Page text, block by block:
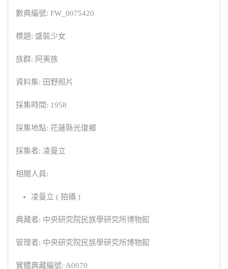
數典編號: FW_0075420
標題: 盛裝少女
族群: 阿美族
資料集: 田野照片
採集時間: 1958
採集地點: 花蓮縣光復鄉
採集者: 凌曼立
相關人員:
凌曼立 ( 拍攝 )
典藏者: 中央研究院民族學研究所博物館
管理者: 中央研究院民族學研究所博物館
實體典藏編號: A0070